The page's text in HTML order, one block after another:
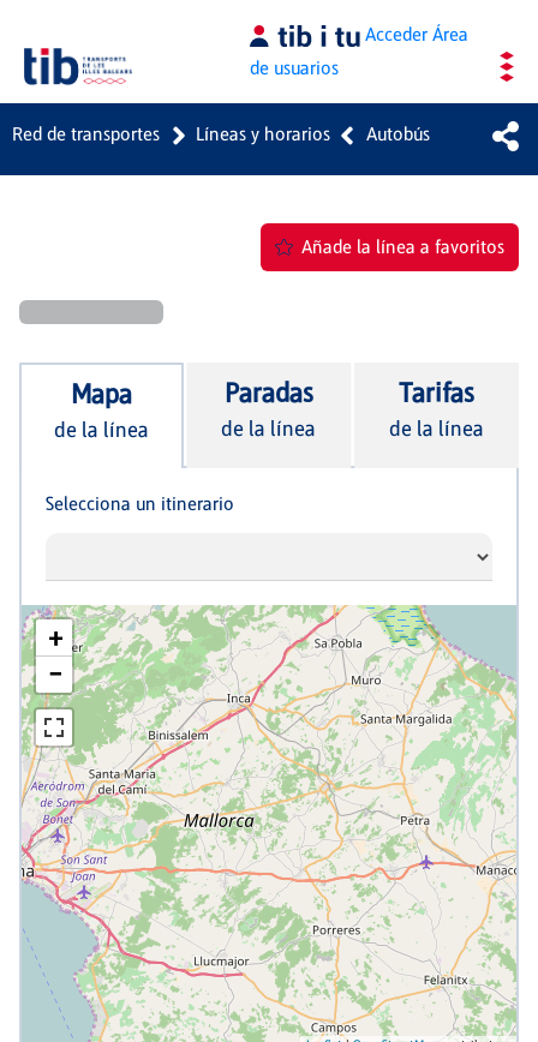
Saltar al contenido principal AccederÁrea
de usuarios
Red de transportes Líneas y horarios Autobús
Añade la línea a favoritos
Mapa
de la línea
Paradas
de la línea
Tarifas
de la línea